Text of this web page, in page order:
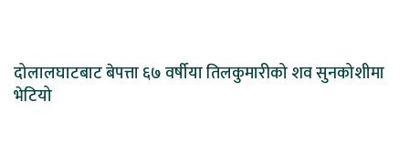
दोलालघाटबाट बेपत्ता ६७ वर्षीया तिलकुमारीको शव सुनकोशीमा
भेटियो